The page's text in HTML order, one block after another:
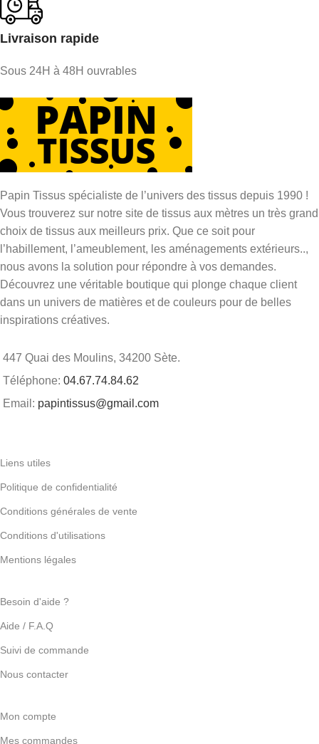
Livraison rapide
Sous 24H à 48H ouvrables
Papin Tissus spécialiste de l’univers des tissus depuis 1990 !
Vous trouverez sur notre site de tissus aux mètres un très grand
choix de tissus aux meilleurs prix. Que ce soit pour
l’habillement, l’ameublement, les aménagements extérieurs..,
nous avons la solution pour répondre à vos demandes.
Découvrez une véritable boutique qui plonge chaque client
dans un univers de matières et de couleurs pour de belles
inspirations créatives.
447 Quai des Moulins, 34200 Sète.
Téléphone: 04.67.74.84.62
Email: papintissus@gmail.com
Liens utiles
Politique de confidentialité
Conditions générales de vente
Conditions d'utilisations
Mentions légales
Besoin d'aide ?
Aide / F.A.Q
Suivi de commande
Nous contacter
Mon compte
Mes commandes